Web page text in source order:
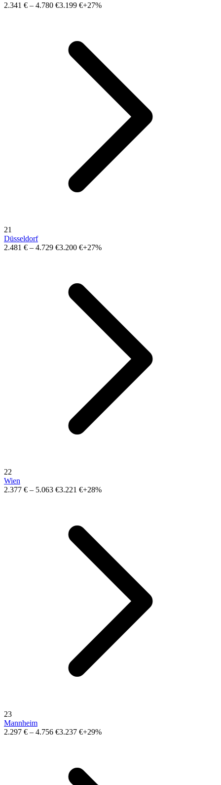
2.341 € – 4.780 €3.199 €+27%
21
Düsseldorf
2.481 € – 4.729 €3.200 €+27%
22
Wien
2.377 € – 5.063 €3.221 €+28%
23
Mannheim
2.297 € – 4.756 €3.237 €+29%